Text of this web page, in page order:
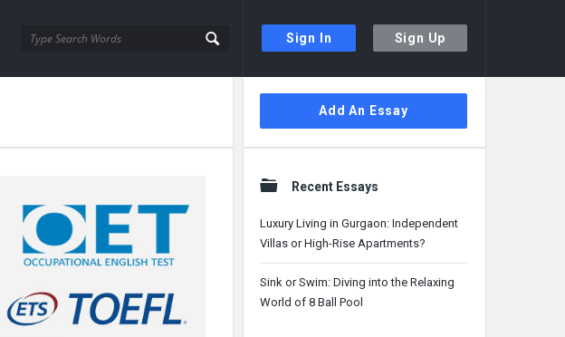
Sign In Sign Up
Sidebar
Add An Essay
Recent Essays
Luxury Living in Gurgaon: Independent
Villas or High-Rise Apartments?
Sink or Swim: Diving into the Relaxing
World of 8 Ball Pool